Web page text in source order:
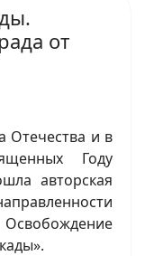
от
Отечества и в
Году
авторская